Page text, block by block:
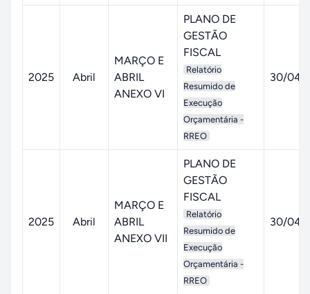
2025 Abril
MARÇO E
ABRIL
ANEXO VI
PLANO DE
GESTÃO
FISCAL
Relatório
Resumido de
Execução
Orçamentária -
RREO
30/04/
2025 Abril
MARÇO E
ABRIL
ANEXO VII
PLANO DE
GESTÃO
FISCAL
Relatório
Resumido de
Execução
Orçamentária -
RREO
30/04/